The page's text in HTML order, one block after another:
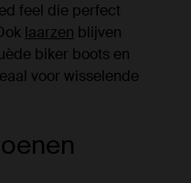
feel die perfect
laarzen blijven
biker boots en
voor wisselende